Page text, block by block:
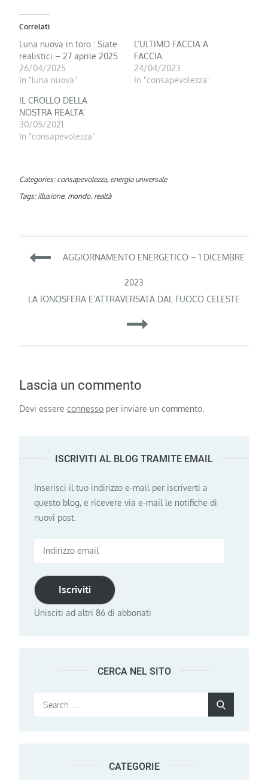
Correlati
Luna nuova in toro : Siate
realistici – 27 aprile 2025
26/04/2025
In "luna nuova"
L’ULTIMO FACCIA A
FACCIA
24/04/2023
In "consapevolezza"
IL CROLLO DELLA
NOSTRA REALTA’
30/05/2021
In "consapevolezza"
Categories: consapevolezza, energia universale
Tags: illusione. mondo. realtà
Navigazione
articoli
AGGIORNAMENTO ENERGETICO – 1 DICEMBRE
2023
LA IONOSFERA E’ATTRAVERSATA DAL FUOCO CELESTE
Lascia un commento
Devi essereconnesso per inviare un commento.
ISCRIVITI AL BLOG TRAMITE EMAIL
Inserisci il tuo indirizzo e-mail per iscriverti a
questo blog, e ricevere via e-mail le notifiche di
nuovi post.
Indirizzo
Iscriviti
Unisciti ad altri 86 di abbonati
CERCA NEL SITO
Search
CATEGORIE